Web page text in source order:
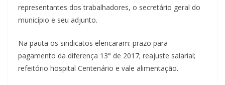
representantes dos trabalhadores, o secretário geral do
município e seu adjunto.
Na pauta os sindicatos elencaram: prazo para
pagamento da diferença 13° de 2017; reajuste salarial;
refeitório hospital Centenário e vale alimentação.